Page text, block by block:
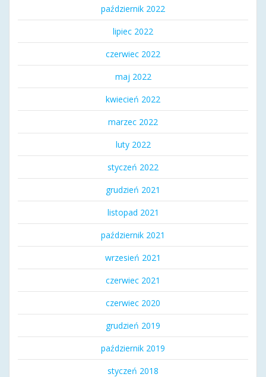
październik 2022
lipiec 2022
czerwiec 2022
maj 2022
kwiecień 2022
marzec 2022
luty 2022
styczeń 2022
grudzień 2021
listopad 2021
październik 2021
wrzesień 2021
czerwiec 2021
czerwiec 2020
grudzień 2019
październik 2019
styczeń 2018